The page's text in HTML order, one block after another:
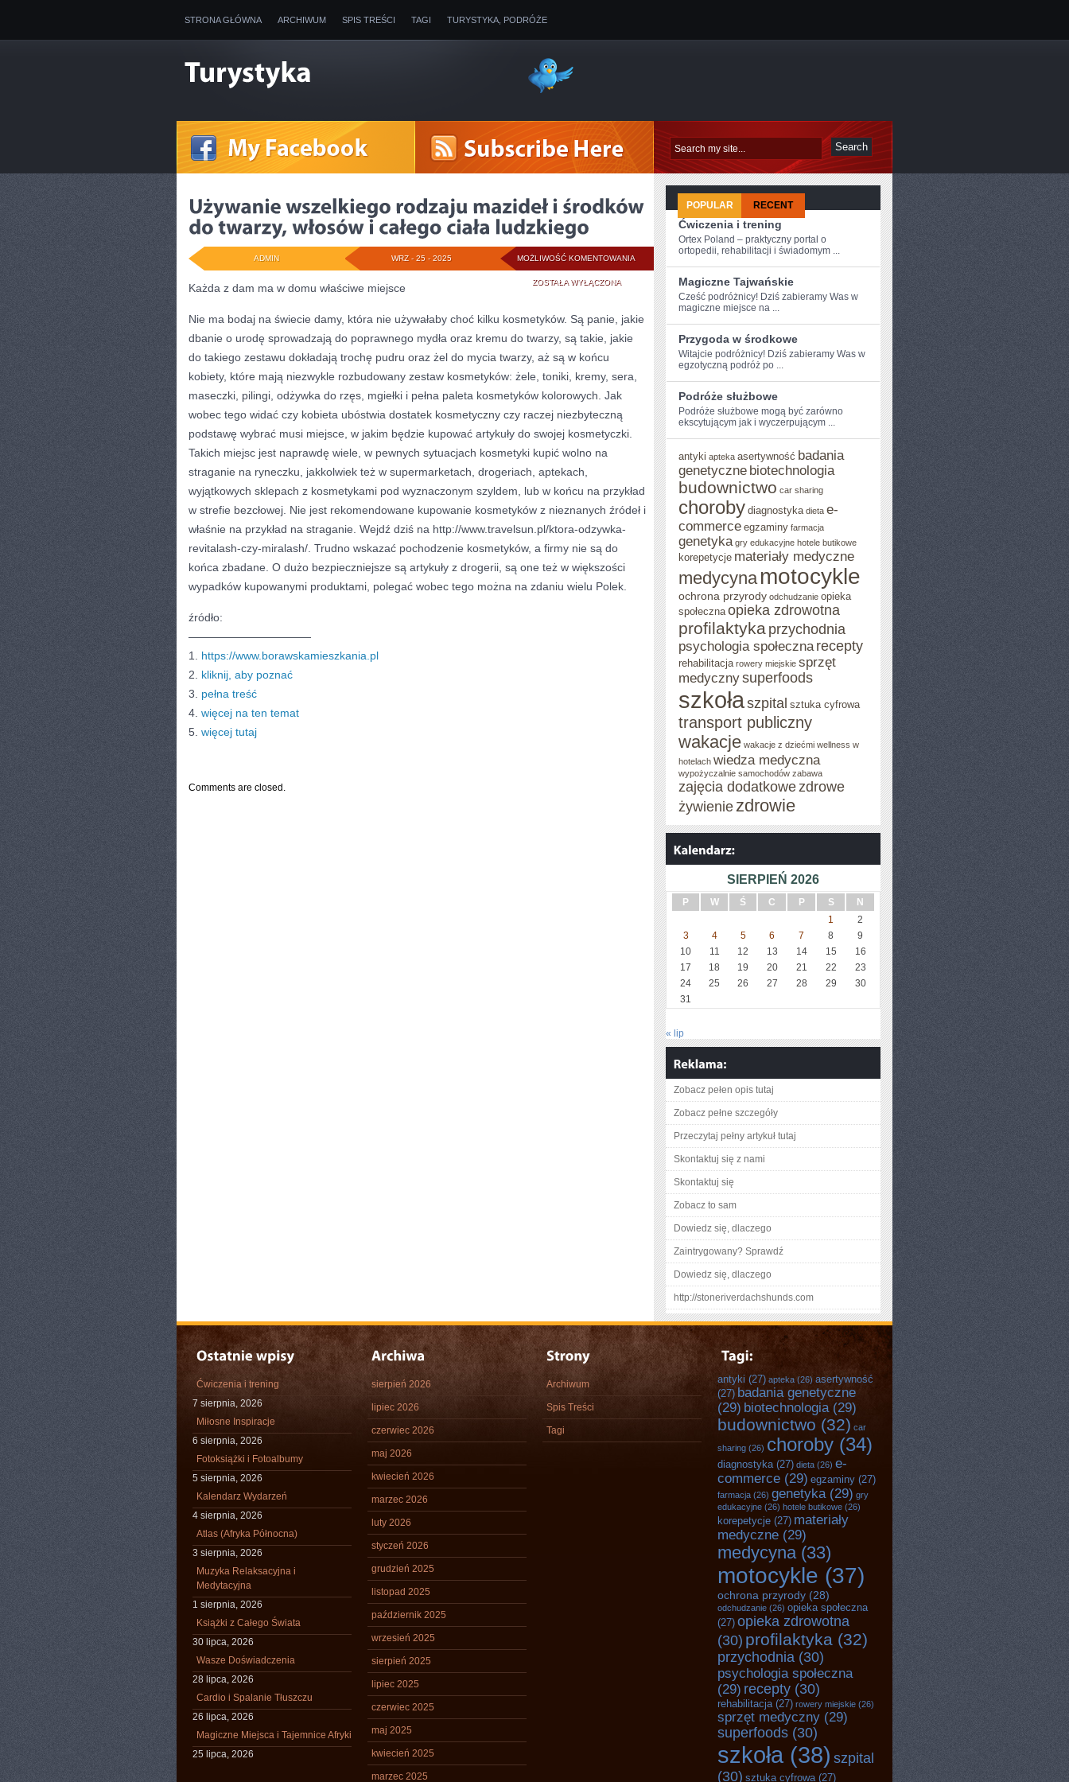
STRONA GŁÓWNA ARCHIWUM SPIS TREŚCI TAGI TURYSTYKA, PODRÓŻE
MOŻLIWOŚĆ KOMENTOWANIA UŻYWANIE
WSZELKIEGO
RODZAJU
MAZIDEŁ
ŚRODKÓW
TWARZY,
WŁOSÓW
CAŁEGO
CIAŁA
LUDZKIEGO
ZOSTAŁA WYŁĄCZONA
WRZ - 25 - 2025
ADMIN
Każda z dam ma w domu właściwe miejsce
Nie ma bodaj na świecie damy, która nie używałaby choć kilku kosmetyków. Są panie, jakie
dbanie o urodę sprowadzają do poprawnego mydła oraz kremu do twarzy, są takie, jakie
do takiego zestawu dokładają trochę pudru oraz żel do mycia twarzy, aż są w końcu
kobiety, które mają niezwykle rozbudowany zestaw kosmetyków: żele, toniki, kremy, sera,
maseczki, pilingi, odżywka do rzęs, mgiełki i pełna paleta kosmetyków kolorowych. Jak
wobec tego widać czy kobieta ubóstwia dostatek kosmetyczny czy raczej niezbyteczną
podstawę wybrać musi miejsce, w jakim będzie kupować artykuły do swojej kosmetyczki.
Takich miejsc jest naprawdę wiele, w pewnych sytuacjach kosmetyki kupić wolno na
straganie na ryneczku, jakkolwiek też w supermarketach, drogeriach, aptekach,
wyjątkowych sklepach z kosmetykami pod wyznaczonym szyldem, lub w końcu na przykład
w strefie bezcłowej. Nie jest rekomendowane kupowanie kosmetyków z nieznanych źródeł i
właśnie na przykład na straganie. Wejdź dziś na http://www.travelsun.pl/ktora-odzywka-
revitalash-czy-miralash/. Trudno wskazać pochodzenie kosmetyków, a firmy nie są do
końca zbadane. O dużo bezpieczniejsze są artykuły z drogerii, są one też w większości
wypadków kupowanymi produktami, polegać wobec tego można na zdaniu wielu Polek.
źródło:
———————————
1. https://www.borawskamieszkania.pl
2. kliknij, aby poznać
3. pełna treść
4. więcej na ten temat
5. więcej tutaj
Comments are closed.
POPULAR RECENT
Ćwiczenia i trening
Ortex Poland – praktyczny portal o
ortopedii, rehabilitacji i świadomym ...
Magiczne Tajwańskie
Cześć podróżnicy!⁤ Dziś zabieramy Was w
magiczne miejsce na ...
Przygoda w środkowe
Witajcie podróżnicy! Dziś zabieramy Was w
egzotyczną⁣ podróż po ...
Podróże służbowe
Podróże służbowe⁢ mogą być zarówno
ekscytującym jak i wyczerpującym ...
antyki apteka asertywność badania
genetyczne biotechnologia
budownictwo car sharing
choroby diagnostyka dieta e-
commerce egzaminy farmacja
genetyka gry edukacyjne hotele butikowe
korepetycje materiały medyczne
medycyna motocykle
ochrona przyrody odchudzanie opieka
społeczna opieka zdrowotna
profilaktyka przychodnia
psychologia społeczna recepty
rehabilitacja rowery miejskie sprzęt
medycznysuperfoods
szkołaszpital sztuka cyfrowa
transport publiczny
wakacje wakacje z dziećmi wellness w
hotelach wiedza medyczna
wypożyczalnie samochodów zabawa
zajęcia dodatkowezdrowe
żywienie zdrowie
SIERPIEŃ 2026
P W Ś C P S
N
1
2
3
4 5 6 7 8
9
10
11 12 13 14 15
16
17
18 19 20 21 22
23
24
25 26 27 28 29
30
31
« lip
Zobacz pełen opis tutaj
Zobacz pełne szczegóły
Przeczytaj pełny artykuł tutaj
Skontaktuj się z nami
Skontaktuj się
Zobacz to sam
Dowiedz się, dlaczego
Zaintrygowany? Sprawdź
Dowiedz się, dlaczego
http://stoneriverdachshunds.com
Ćwiczenia i trening
7 sierpnia, 2026
Miłosne Inspiracje
6 sierpnia, 2026
Fotoksiążki i Fotoalbumy
5 sierpnia, 2026
Kalendarz Wydarzeń
4 sierpnia, 2026
Atlas (Afryka Północna)
3 sierpnia, 2026
Muzyka Relaksacyjna i
Medytacyjna
1 sierpnia, 2026
Książki z Całego Świata
30 lipca, 2026
Wasze Doświadczenia
28 lipca, 2026
Cardio i Spalanie Tłuszczu
26 lipca, 2026
Magiczne Miejsca i Tajemnice Afryki
25 lipca, 2026
sierpień 2026
lipiec 2026
czerwiec 2026
maj 2026
kwiecień 2026
marzec 2026
luty 2026
styczeń 2026
grudzień 2025
listopad 2025
październik 2025
wrzesień 2025
sierpień 2025
lipiec 2025
czerwiec 2025
maj 2025
kwiecień 2025
marzec 2025
Archiwum
Spis Treści
Tagi
antyki (27) apteka (26) asertywność
(27) badania genetyczne
(29) biotechnologia (29)
budownictwo (32) car
sharing (26) choroby (34)
diagnostyka(27) dieta (26) e-
commerce (29) egzaminy (27)
farmacja (26) genetyka (29) gry
edukacyjne (26) hotele butikowe (26)
korepetycje (27) materiały
medyczne (29)
medycyna(33)
motocykle (37)
ochrona przyrody (28)
odchudzanie (26) opieka społeczna
(27) opieka zdrowotna
(30) profilaktyka (32)
przychodnia (30)
psychologia społeczna
(29) recepty (30)
rehabilitacja(27) rowery miejskie (26)
sprzęt medyczny (29)
superfoods (30)
szkoła (38) szpital
(30) sztuka cyfrowa(27)